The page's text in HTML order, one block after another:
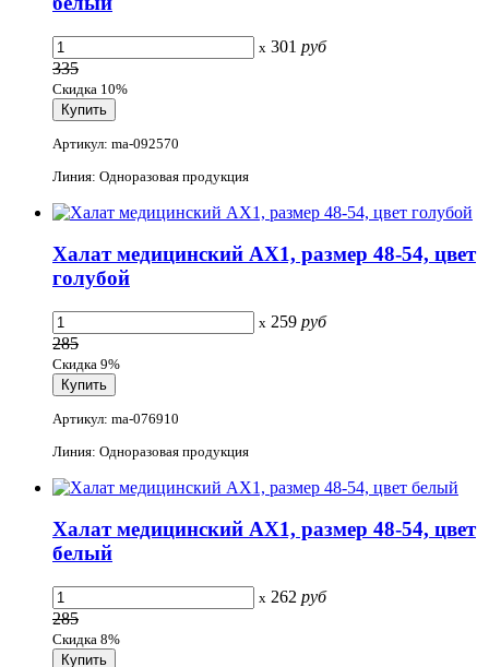
x 301 руб
335
Скидка 10%
Артикул: ma-092570
Линия: Одноразовая продукция
Халат медицинский АХ1, размер 48-54, цвет
голубой
x 259 руб
285
Скидка 9%
Артикул: ma-076910
Линия: Одноразовая продукция
Халат медицинский АХ1, размер 48-54, цвет
белый
x 262 руб
285
Скидка 8%